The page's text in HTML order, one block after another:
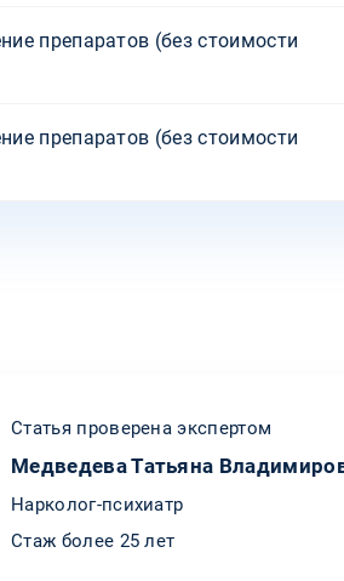
препаратов (без стоимости
препаратов (без стоимости
Статья проверена экспертом
Медведева Татьяна
Нарколог-психиатр
Стаж более 25 лет